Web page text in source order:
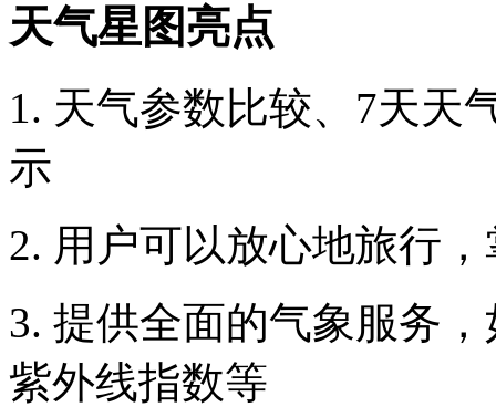
天气星图亮点
1. 天气参数比较、7天天
示
2. 用户可以放心地旅行
3. 提供全面的气象服务
紫外线指数等